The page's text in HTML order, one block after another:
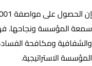
سمعة المؤسسة ونجاحها.
والشفافية ومكافحة
المؤسسة الاستراتيجية.